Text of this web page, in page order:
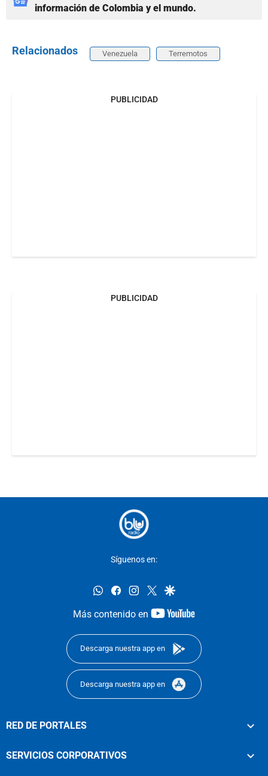
información de Colombia y el mundo.
Relacionados Venezuela Terremotos
PUBLICIDAD
PUBLICIDAD
Síguenos en:
whatsappfacebookinstagram
twittergoogle
Más contenido en
youtube-
Descarga nuestra app en
Descarga nuestra app en
RED DE PORTALES
SERVICIOS CORPORATIVOS